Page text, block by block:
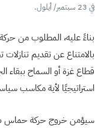
في 23 سبتمبر/ أيلول.
بناءً عليه، المطلوب من
بالامتناع عن تقديم تنازلات
قطاع غزة أو السماح ببقاء
استراتيجيًا لأية مكاسب
سيؤمن خروج حركة حماس